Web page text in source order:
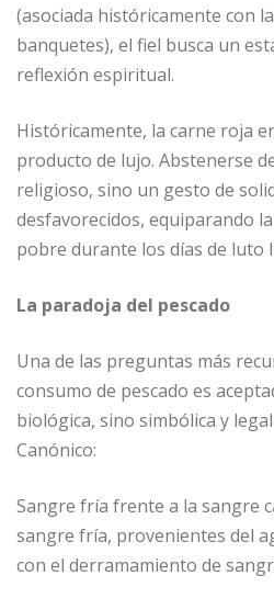
(asociada históricamente con
banquetes), el fiel busca un
reflexión espiritual.
Históricamente, la carne roja
producto de lujo. Abstenerse
religioso, sino un gesto de
desfavorecidos, equiparando
pobre durante los días de luto
La paradoja del pescado
Una de las preguntas más
consumo de pescado es
biológica, sino simbólica y
Canónico:
Sangre fría frente a la sangre
sangre fría, provenientes del
con el derramamiento de